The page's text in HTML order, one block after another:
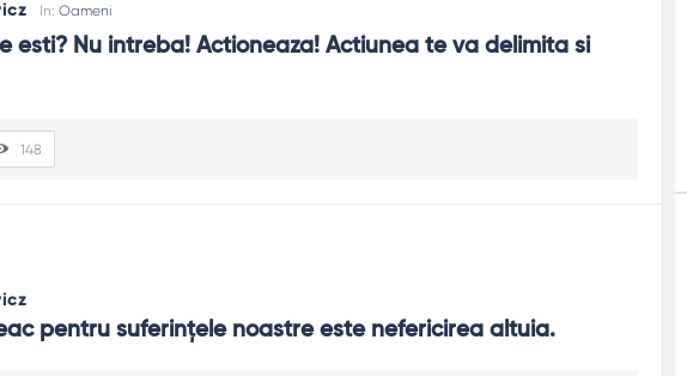
In: Oameni
esti? Nu intreba! Actioneaza! Actiunea te va delimita si
148
pentru suferinţele noastre este nefericirea altuia.